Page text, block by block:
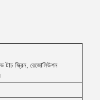
টাচ স্ক্রিন, রেজোলিউশন